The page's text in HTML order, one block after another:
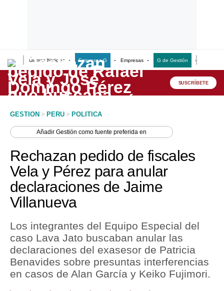
Últimas Noticias Empresas G Empresas G de Gestión
Lo último
Peru Quiosco
Economía
Mercados
Perú
Política
Tu Dinero
Finanzas Personales
SUSCRÍBETE
GESTION > PERU > POLITICA
AñadirGestión como fuente preferida en
Rechazan pedido de fiscales
Vela y Pérez para anular
declaraciones de Jaime
Villanueva
Los integrantes del Equipo Especial del
caso Lava Jato buscaban anular las
declaraciones del exasesor de Patricia
Benavides sobre presuntas interferencias
en casos de Alan García y Keiko Fujimori.